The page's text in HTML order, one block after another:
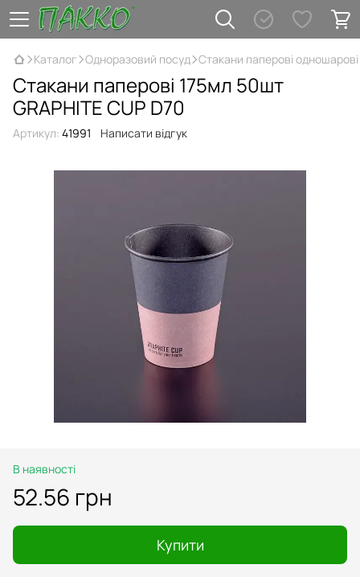
Каталог Одноразовий посуд Стакани паперові одношарові
Стакани паперові 175мл 50шт
GRAPHITE CUP D70
Артикул: 41991 Написати відгук
В наявності
52.56 грн
Купити